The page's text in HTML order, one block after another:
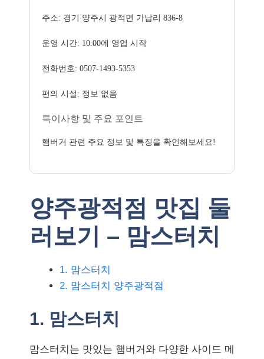
주소: 경기 양주시 광적면 가납리 836-8
운영 시간: 10:00에 영업 시작
전화번호: 0507-1493-5353
편의 시설: 정보 없음
특이사항 및 주요 포인트
햄버거 관련 주요 정보 및 특징을 확인해보세요!
양주광적점 맛집 둘
러보기 – 맘스터치
1. 맘스터치
2. 맘스터치 양주광적점
1. 맘스터치
맘스터치는 맛있는 햄버거와 다양한 사이드 메